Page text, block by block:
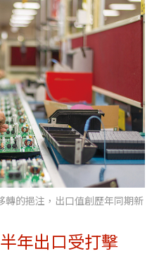
轉的挹注，出口值創歷年同期新
年出口受打擊